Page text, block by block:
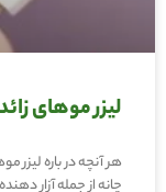
لیزر موهای
هر آنچه در باره لیزر
چانه از جمله آزار